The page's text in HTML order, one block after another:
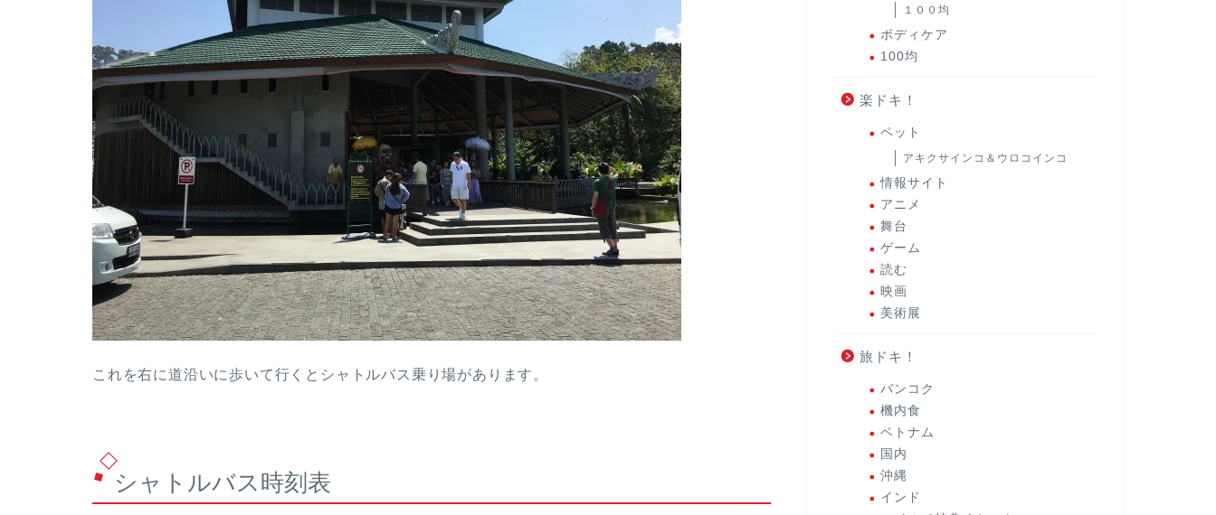
これを右に道沿いに歩いて行くとシャトルバス乗り場があります。
シャトルバス時刻表
１００均
ボディケア
100均
楽ドキ！
ペット
アキクサインコ＆ウロコインコ
情報サイト
アニメ
舞台
ゲーム
読む
映画
美術展
旅ドキ！
バンコク
機内食
ベトナム
国内
沖縄
インド